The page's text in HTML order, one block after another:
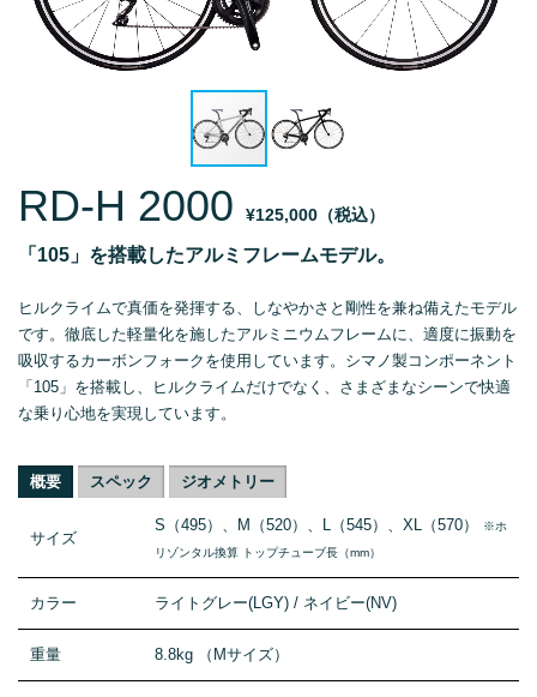
RD-H 2000 ¥125,000（税込）
「105」を搭載したアルミフレームモデル。
ヒルクライムで真価を発揮する、しなやかさと剛性を兼ね備えたモデル
です。徹底した軽量化を施したアルミニウムフレームに、適度に振動を
吸収するカーボンフォークを使用しています。シマノ製コンポーネント
「105」を搭載し、ヒルクライムだけでなく、さまざまなシーンで快適
な乗り心地を実現しています。
概要 スペック ジオメトリー
サイズ
S（495）、M（520）、L（545）、XL（570）
※ホ
リゾンタル換算 トップチューブ長（mm）
カラー ライトグレー(LGY) / ネイビー(NV)
重量 8.8kg （Mサイズ）